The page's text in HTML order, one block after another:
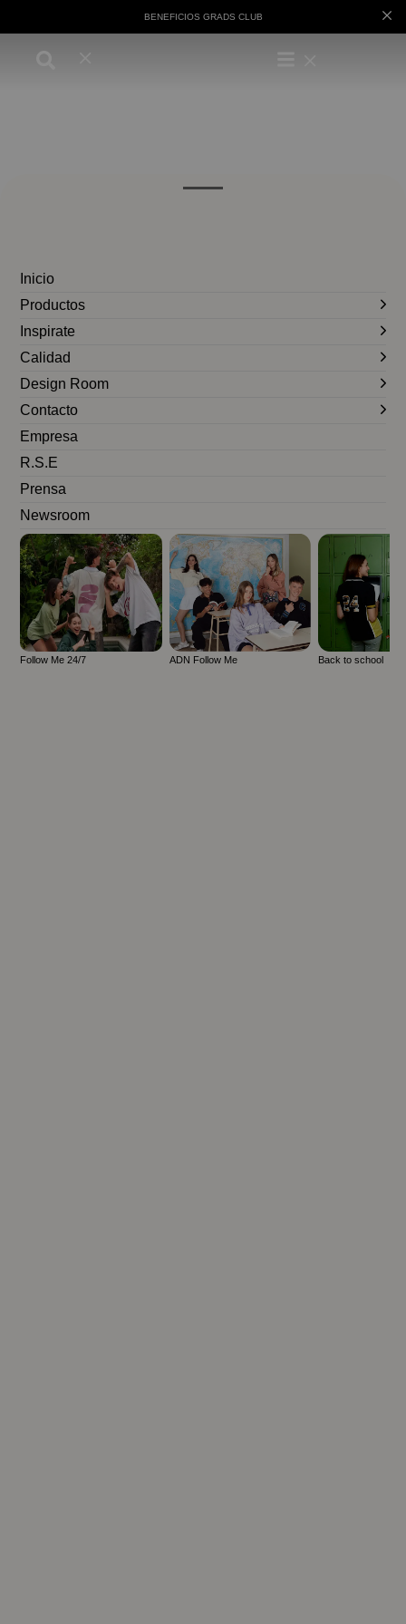
BENEFICIOS GRADS CLUB
Inicio
Productos
Inspirate
Calidad
Design Room
Contacto
Empresa
R.S.E
Prensa
Newsroom
Follow Me 24/7 ADN Follow Me Back to school